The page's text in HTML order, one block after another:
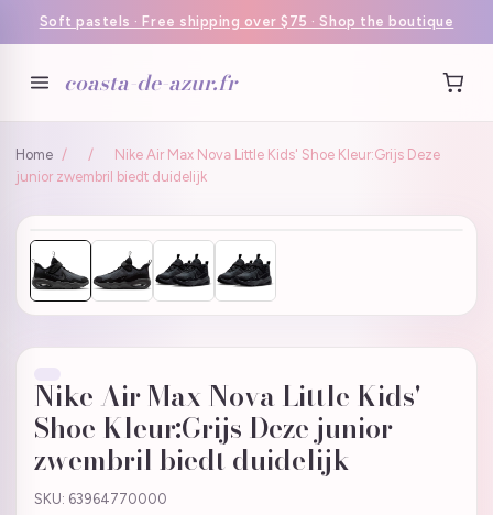
Soft pastels · Free shipping over $75 · Shop the boutique
coasta-de-azur.fr
Home / /
Nike Air Max Nova Little Kids' Shoe Kleur:Grijs Deze
junior zwembril biedt duidelijk
Nike Air Max Nova Little Kids'
Shoe Kleur:Grijs Deze junior
zwembril biedt duidelijk
SKU: 63964770000